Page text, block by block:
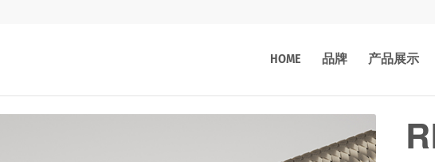
HOME 品牌 产品展示